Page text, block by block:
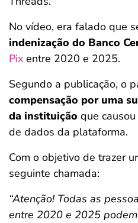
No vídeo, era falado que
indenização do Banco
Pix entre 2020 e 2025.
Segundo a publicação, o
compensação por uma
da instituição que
de dados da plataforma.
Com o objetivo de trazer
seguinte chamada:
“Atenção! Todas as
entre 2020 e 2025